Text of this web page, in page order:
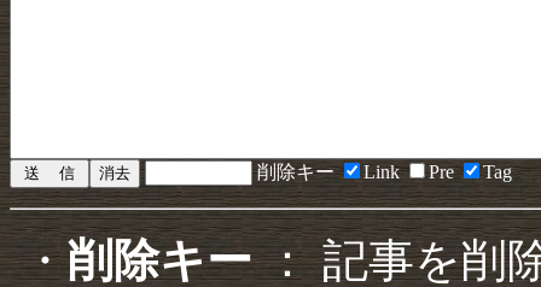
削除キー Link Pre Tag
・削除キー： 記事を削